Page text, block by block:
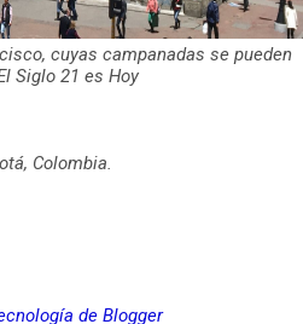
cuyas campanadas se pueden
Siglo 21 es Hoy
Colombia.
de Blogger